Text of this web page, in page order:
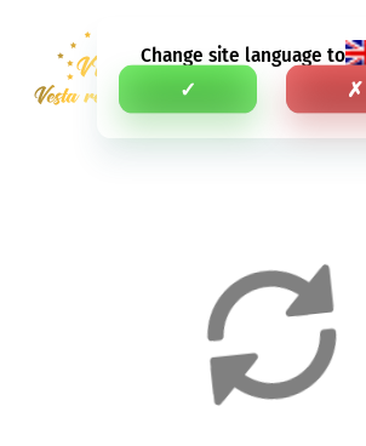
Change site language to
✓ ✗
RU